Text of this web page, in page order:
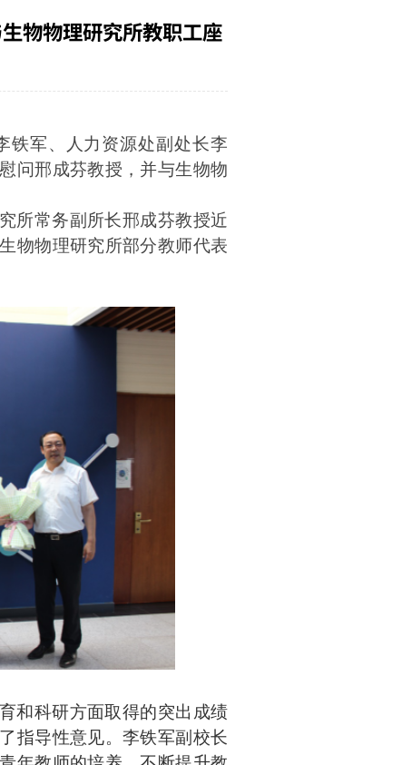
物物理研究所教职工座
铁军、人力资源处副处长李
问邢成芬教授，并与生物物
所常务副所长邢成芬教授近
物物理研究所部分教师代表
和科研方面取得的突出成绩
指导性意见。李铁军副校长